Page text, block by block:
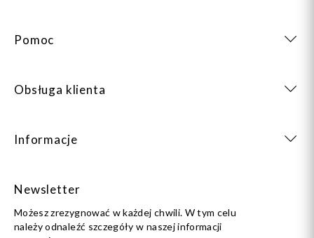
Pomoc
Obsługa klienta
Informacje
Newsletter
Możesz zrezygnować w każdej chwili. W tym celu
należy odnaleźć szczegóły w naszej informacji